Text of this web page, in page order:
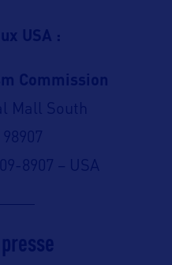
USA :
Commission
Mall South
8907 – USA